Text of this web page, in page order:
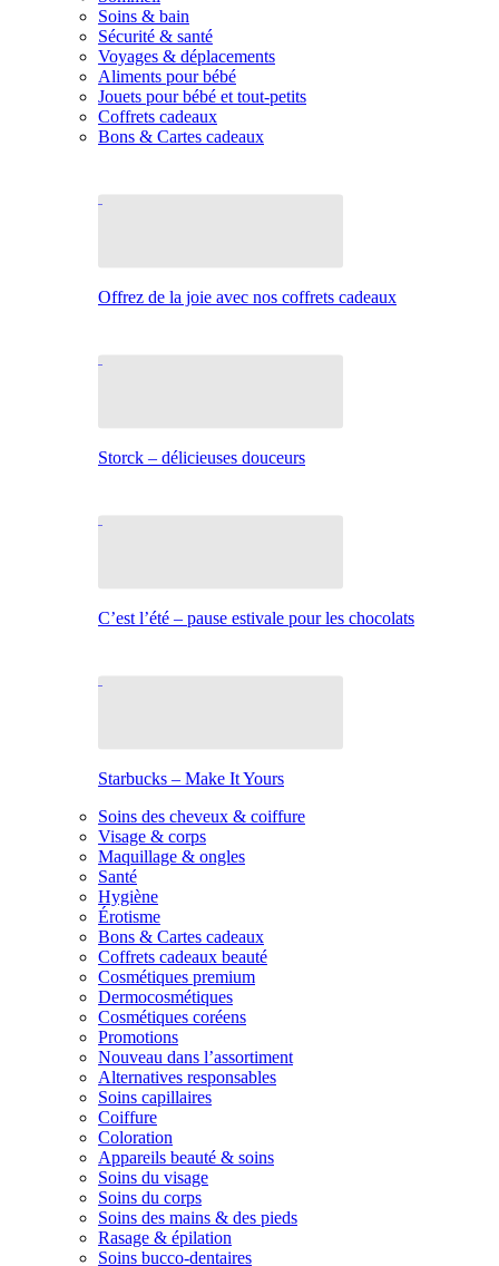
Soins & bain
Sécurité & santé
Voyages & déplacements
Aliments pour bébé
Jouets pour bébé et tout-petits
Coffrets cadeaux
Bons & Cartes cadeaux
Offrez de la joie avec nos coffrets cadeaux
Storck – délicieuses douceurs
C’est l’été – pause estivale pour les chocolats
Starbucks – Make It Yours
Soins des cheveux & coiffure
Visage & corps
Maquillage & ongles
Santé
Hygiène
Érotisme
Bons & Cartes cadeaux
Coffrets cadeaux beauté
Cosmétiques premium
Dermocosmétiques
Cosmétiques coréens
Promotions
Nouveau dans l’assortiment
Alternatives responsables
Soins capillaires
Coiffure
Coloration
Appareils beauté & soins
Soins du visage
Soins du corps
Soins des mains & des pieds
Rasage & épilation
Soins bucco-dentaires